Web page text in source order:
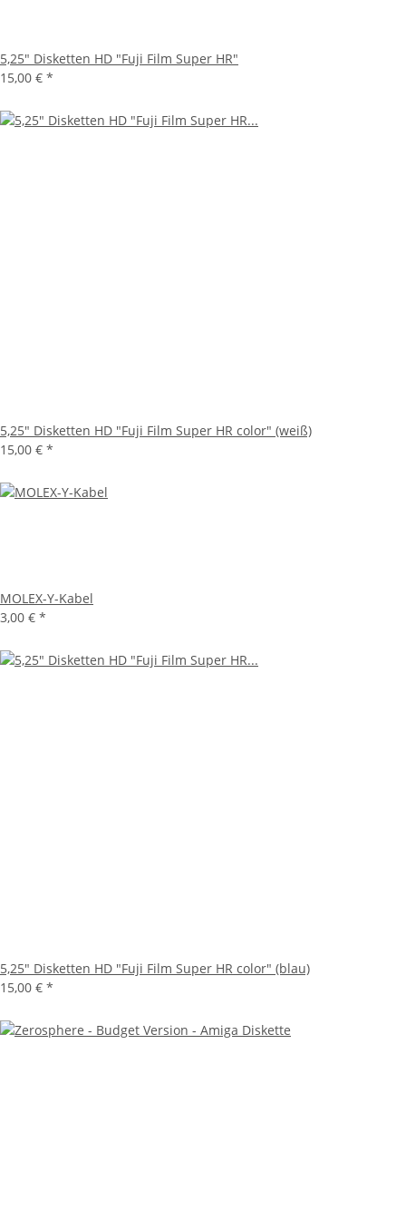
5,25" Disketten HD "Fuji Film Super HR"
15,00 € *
5,25" Disketten HD "Fuji Film Super HR color" (weiß)
15,00 € *
MOLEX-Y-Kabel
3,00 € *
5,25" Disketten HD "Fuji Film Super HR color" (blau)
15,00 € *